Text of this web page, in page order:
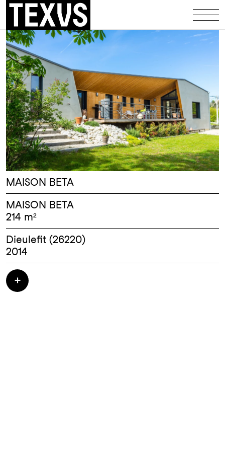
Équipements Patrimoine
Logements Maisons
Illustrations
Codex
Infos
Contact
MAISON BETA
MAISON BETA
214 m²
Dieulefit (26220)
2014
Construction d'une maison ossature bois et
d'un atelier d'artiste - 315 000.00 HT